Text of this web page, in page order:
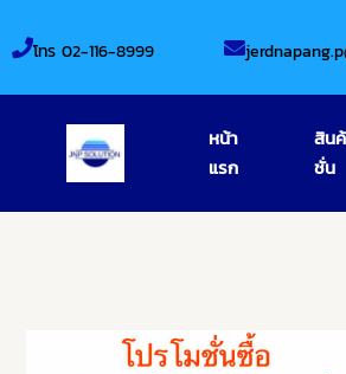
to
โทร 02-116-8999
หน้า
แรก
สิน
ชั่น